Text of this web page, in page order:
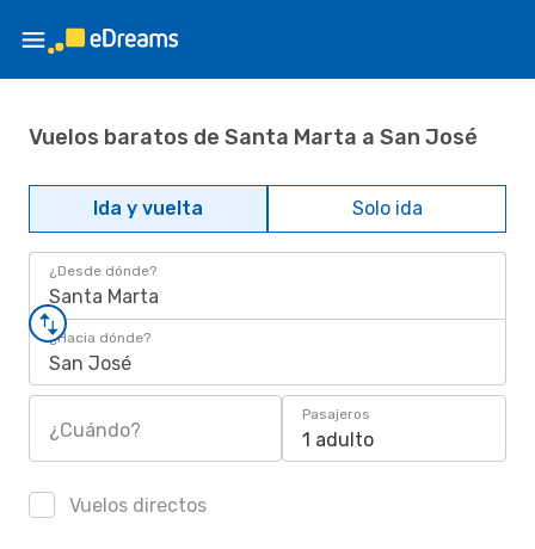
Vuelos baratos de Santa Marta a San José
Ida y vuelta Solo ida
¿Desde dónde?
Santa Marta
¿Hacia dónde?
San José
¿Cuándo?
Pasajeros
1 adulto
Vuelos directos